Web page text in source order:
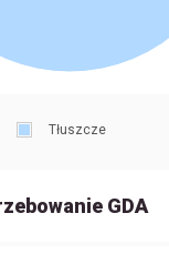
Tłuszcze
GDA